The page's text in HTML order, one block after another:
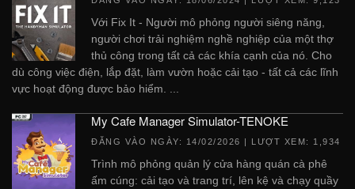
Với Fix It - Người mô phỏng người siêng năng,
người chơi trải nghiệm nghề nghiệp của một thợ
thủ công trong tất cả các khía cạnh của nó. Cho
dù công việc điện, lắp đặt, làm vườn hoặc cải tạo - tất cả các lĩnh
vực hoạt động được bảo hiểm. ...
My Cafe Manager Simulator-TENOKE
ĐĂNG VÀO NGÀY: 14/02/2026 | LƯỢT XEM: 1,934
Trình mô phỏng quản lý cửa hàng quán cà phê
ấm cúng: cải tạo và trang trí, lên kệ và chạy quầy